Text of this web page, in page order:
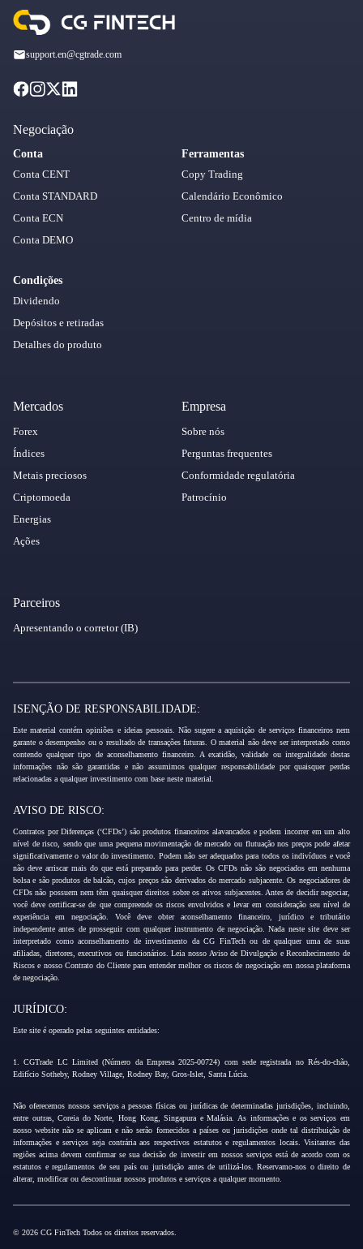
support.en@cgtrade.com
Negociação
Conta
Conta CENT
Conta STANDARD
Conta ECN
Conta DEMO
Condições
Dividendo
Depósitos e retiradas
Detalhes do produto
Ferramentas
Copy Trading
Calendário Econômico
Centro de mídia
Mercados
Forex
Índices
Metais preciosos
Criptomoeda
Energias
Ações
Empresa
Sobre nós
Perguntas frequentes
Conformidade regulatória
Patrocínio
Parceiros
Apresentando o corretor (IB)
ISENÇÃO DE RESPONSABILIDADE:
Este material contém opiniões e ideias pessoais. Não sugere a aquisição de serviços financeiros nem
garante o desempenho ou o resultado de transações futuras. O material não deve ser interpretado como
contendo qualquer tipo de aconselhamento financeiro. A exatidão, validade ou integralidade destas
informações não são garantidas e não assumimos qualquer responsabilidade por quaisquer perdas
relacionadas a qualquer investimento com base neste material.
AVISO DE RISCO:
Contratos por Diferenças (‘CFDs’) são produtos financeiros alavancados e podem incorrer em um alto
nível de risco, sendo que uma pequena movimentação de mercado ou flutuação nos preços pode afetar
significativamente o valor do investimento. Podem não ser adequados para todos os indivíduos e você
não deve arriscar mais do que está preparado para perder. Os CFDs não são negociados em nenhuma
bolsa e são produtos de balcão, cujos preços são derivados do mercado subjacente. Os negociadores de
CFDs não possuem nem têm quaisquer direitos sobre os ativos subjacentes. Antes de decidir negociar,
você deve certificar-se de que compreende os riscos envolvidos e levar em consideração seu nível de
experiência em negociação. Você deve obter aconselhamento financeiro, jurídico e tributário
independente antes de prosseguir com qualquer instrumento de negociação. Nada neste site deve ser
interpretado como aconselhamento de investimento da CG FinTech ou de qualquer uma de suas
afiliadas, diretores, executivos ou funcionários. Leia nosso Aviso de Divulgação e Reconhecimento de
Riscos e nosso Contrato do Cliente para entender melhor os riscos de negociação em nossa plataforma
de negociação.
JURÍDICO:
Este site é operado pelas seguintes entidades:
1. CGTrade LC Limited (Número da Empresa 2025-00724) com sede registrada no Rés-do-chão,
Edifício Sotheby, Rodney Village, Rodney Bay, Gros-Islet, Santa Lúcia.
Não oferecemos nossos serviços a pessoas físicas ou jurídicas de determinadas jurisdições, incluindo,
entre outras, Coreia do Norte, Hong Kong, Singapura e Malásia. As informações e os serviços em
nosso website não se aplicam e não serão fornecidos a países ou jurisdições onde tal distribuição de
informações e serviços seja contrária aos respectivos estatutos e regulamentos locais. Visitantes das
regiões acima devem confirmar se sua decisão de investir em nossos serviços está de acordo com os
estatutos e regulamentos de seu país ou jurisdição antes de utilizá-los. Reservamo-nos o direito de
alterar, modificar ou descontinuar nossos produtos e serviços a qualquer momento.
© 2026 CG FinTech Todos os direitos reservados.